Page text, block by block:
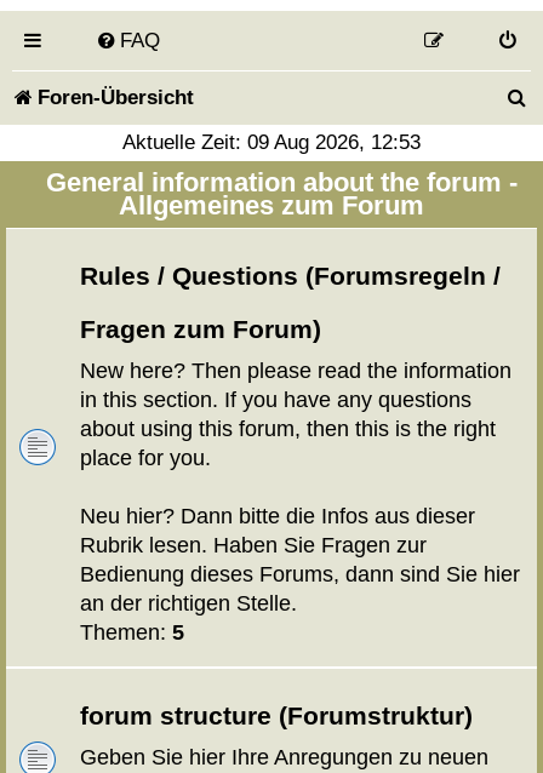
FAQ
Foren-Übersicht
h
Aktuelle Zeit: 09 Aug 2026, 12:53
General information about the forum -
Allgemeines zum Forum
Rules / Questions (Forumsregeln /
Fragen zum Forum)
New here? Then please read the information
in this section. If you have any questions
about using this forum, then this is the right
place for you.
Neu hier? Dann bitte die Infos aus dieser
Rubrik lesen. Haben Sie Fragen zur
Bedienung dieses Forums, dann sind Sie hier
an der richtigen Stelle.
Themen: 5
forum structure (Forumstruktur)
Geben Sie hier Ihre Anregungen zu neuen